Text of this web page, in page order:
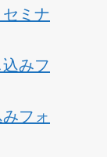
ミナ
みフ
フォ